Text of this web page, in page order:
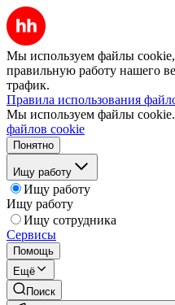
Мы используем файлы cookie,
правильную работу нашего
трафик.
Правила использования
Мы используем файлы cookie.
файлов cookie
Понятно
Ищу работу
Ищу работу
Ищу работу
Ищу сотрудника
Сервисы
Помощь
Ещё
Поиск